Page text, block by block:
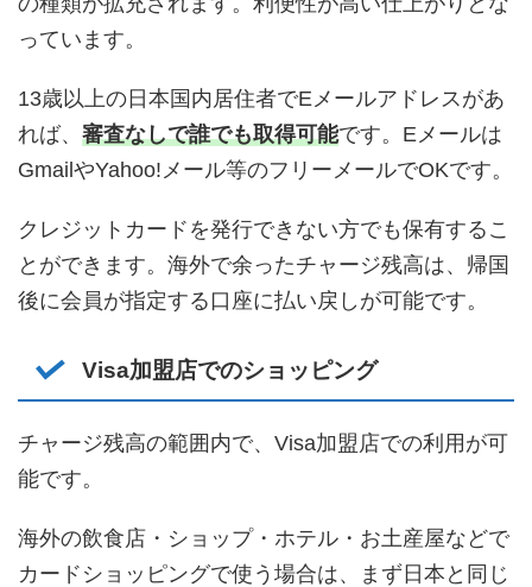
っています。
13歳以上の日本国内居住者でEメールアドレスがあ
れば、 審査なしで誰でも取得可能です。Eメールは
GmailやYahoo!メール等のフリーメールでOKです。
クレジットカードを発行できない方でも保有するこ
とができます。海外で余ったチャージ残高は、帰国
後に会員が指定する口座に払い戻しが可能です。
Visa加盟店でのショッピング
チャージ残高の範囲内で、Visa加盟店での利用が可
能です。
海外の飲食店・ショップ・ホテル・お土産屋などで
カードショッピングで使う場合は、まず日本と同じ